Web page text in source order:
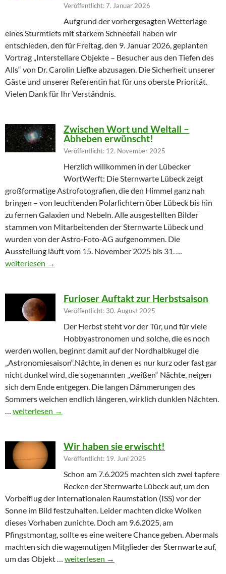
Veröffentlicht: 7. Januar 2026
Aufgrund der vorhergesagten Wetterlage
eines Sturmtiefs mit starkem Schneefall haben wir
entschieden, den für Freitag, den 9. Januar 2026, geplanten
Vortrag „Interstellare Objekte – Besucher aus den Tiefen des
Alls“ von Dr. Carolin Liefke abzusagen. Die Sicherheit unserer
Gäste und unserer Referentin hat für uns oberste Priorität.
Vielen Dank für Ihr Verständnis.
Zwischen Wort und Weltall –
Abheben erwünscht!
Veröffentlicht: 12. November 2025
Herzlich willkommen in der Lübecker
WortWerft: Die Sternwarte Lübeck zeigt
großformatige Astrofotografien, die den Himmel ganz nah
bringen – von leuchtenden Polarlichtern über Lübeck bis hin
zu fernen Galaxien und Nebeln. Alle ausgestellten Bilder
stammen von Mitarbeitenden der Sternwarte Lübeck und
wurden von der Astro‑Foto‑AG aufgenommen. Die
Ausstellung läuft vom 15. November 2025 bis 31. …
Zwischen Wort und Weltall – Abheben erwünscht!
weiterlesen →
Furioser Auftakt zur Herbstsaison
Veröffentlicht: 30. August 2025
Der Herbst steht vor der Tür, und für viele
Hobbyastronomen und solche, die es noch
werden wollen, beginnt damit auf der Nordhalbkugel die
„Astronomiesaison“.Nächte, in denen es nur kurz oder fast gar
nicht dunkel wird, die sogenannten „weißen“ Nächte, neigen
sich dem Ende entgegen. Die langen Dämmerungen des
Sommers weichen endlich längeren, wirklich dunklen Nächten.
… Furioser Auftakt zur Herbstsaison
weiterlesen →
Wir haben sie erwischt!
Veröffentlicht: 19. Juni 2025
Schon am 7.6.2025 machten sich zwei tapfere
Recken der Sternwarte Lübeck auf, um den
Vorbeiflug der Internationalen Raumstation (ISS) vor der
Sonne im Bild festzuhalten. Leider machten dicke Wolken
dieses Vorhaben zunichte. Doch am 9.6.2025, am
Pfingstmontag, sollte es eine weitere Chance geben. Abermals
machten sich die wagemutigen Mitglieder der Sternwarte auf,
um das Objekt … Wir haben sie erwischt!
weiterlesen →